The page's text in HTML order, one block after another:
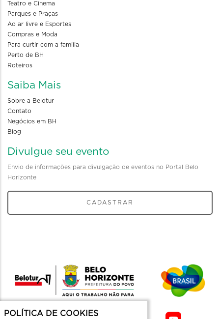
Teatro e Cinema
Parques e Praças
Ao ar livre e Esportes
Compras e Moda
Para curtir com a familia
Perto de BH
Roteiros
Saiba Mais
Sobre a Belotur
Contato
Negócios em BH
Blog
Divulgue seu evento
Envio de informações para divulgação de eventos no Portal Belo
Horizonte
CADASTRAR
POLÍTICA DE COOKIES